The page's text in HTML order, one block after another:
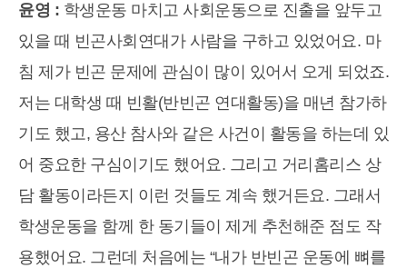
윤영 : 학생운동 마치고 사회운동으로 진출을 앞두고
있을 때 빈곤사회연대가 사람을 구하고 있었어요. 마
침 제가 빈곤 문제에 관심이 많이 있어서 오게 되었죠.
저는 대학생 때 빈활(반빈곤 연대활동)을 매년 참가하
기도 했고, 용산 참사와 같은 사건이 활동을 하는데 있
어 중요한 구심이기도 했어요. 그리고 거리홈리스 상
담 활동이라든지 이런 것들도 계속 했거든요. 그래서
학생운동을 함께 한 동기들이 제게 추천해준 점도 작
용했어요. 그런데 처음에는 “내가 반빈곤 운동에 뼈를